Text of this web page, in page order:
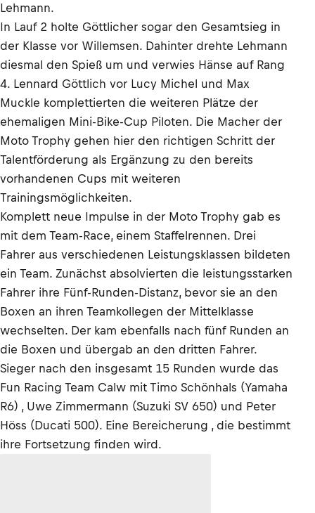
Lehmann.
In Lauf 2 holte Göttlicher sogar den Gesamtsieg in
der Klasse vor Willemsen. Dahinter drehte Lehmann
diesmal den Spieß um und verwies Hänse auf Rang
4. Lennard Göttlich vor Lucy Michel und Max
Muckle komplettierten die weiteren Plätze der
ehemaligen Mini-Bike-Cup Piloten. Die Macher der
Moto Trophy gehen hier den richtigen Schritt der
Talentförderung als Ergänzung zu den bereits
vorhandenen Cups mit weiteren
Trainingsmöglichkeiten.
Komplett neue Impulse in der Moto Trophy gab es
mit dem Team-Race, einem Staffelrennen. Drei
Fahrer aus verschiedenen Leistungsklassen bildeten
ein Team. Zunächst absolvierten die leistungsstarken
Fahrer ihre Fünf-Runden-Distanz, bevor sie an den
Boxen an ihren Teamkollegen der Mittelklasse
wechselten. Der kam ebenfalls nach fünf Runden an
die Boxen und übergab an den dritten Fahrer.
Sieger nach den insgesamt 15 Runden wurde das
Fun Racing Team Calw mit Timo Schönhals (Yamaha
R6) , Uwe Zimmermann (Suzuki SV 650) und Peter
Höss (Ducati 500). Eine Bereicherung , die bestimmt
ihre Fortsetzung finden wird.